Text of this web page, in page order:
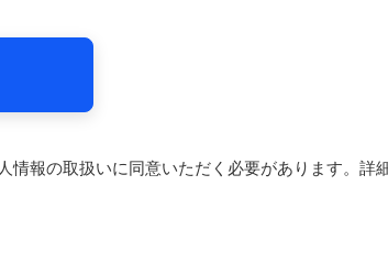
報の取扱いに同意いただく必要があります。詳